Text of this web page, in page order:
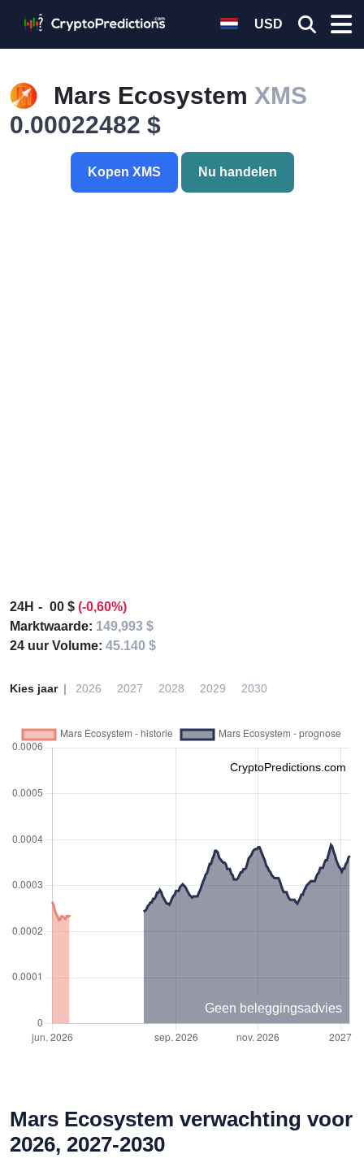
USD
Mars Ecosystem XMS
0.00022482 $
Kopen XMS Nu handelen
24H 00 $ (-0,60%)
Marktwaarde: 149,993 $
24 uur Volume: 45.140 $
Kies jaar 2026 2027 2028 2029 2030
CryptoPredictions.com
Geen beleggingsadvies
Mars Ecosystem verwachting voor
2026, 2027-2030